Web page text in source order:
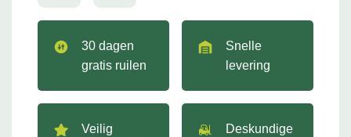
30 dagen
gratis ruilen
Snelle
levering
Veilig
Deskundige